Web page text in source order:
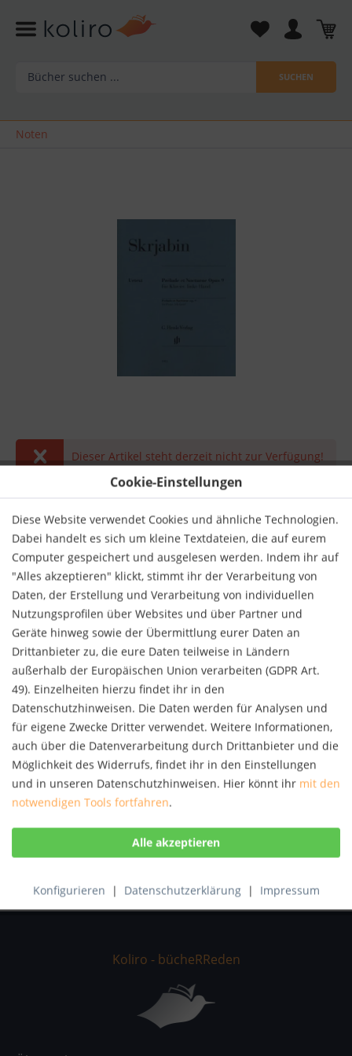
SUCHEN
Noten
Cookie-Einstellungen
Diese Website verwendet Cookies und ähnliche Technologien.
Dabei handelt es sich um kleine Textdateien, die auf eurem
Computer gespeichert und ausgelesen werden. Indem ihr auf
"Alles akzeptieren" klickt, stimmt ihr der Verarbeitung von
Daten, der Erstellung und Verarbeitung von individuellen
Nutzungsprofilen über Websites und über Partner und
Geräte hinweg sowie der Übermittlung eurer Daten an
Drittanbieter zu, die eure Daten teilweise in Ländern
außerhalb der Europäischen Union verarbeiten (GDPR Art.
49). Einzelheiten hierzu findet ihr in den
Datenschutzhinweisen. Die Daten werden für Analysen und
für eigene Zwecke Dritter verwendet. Weitere Informationen,
auch über die Datenverarbeitung durch Drittanbieter und die
Möglichkeit des Widerrufs, findet ihr in den Einstellungen
und in unseren Datenschutzhinweisen. Hier könnt ihr mit den
notwendigen Tools fortfahren.
Konfigurieren | Datenschutzerklärung | Impressum
Dieser Artikel steht derzeit nicht zur Verfügung!
inkl. MwSt. zzgl. Versandkosten
Derzeit nicht lieferbar.
Merken Bewerten
Verlag:
Henle
Autor:
Alexandr N. Skrjabin
Artikel-Nr.:
KNV31092057
ISBN:
9790201810133
Beschreibung
In summer 1891 Scriabin hurt his right hand through too
much practice. For this reason he...mehr
Bewertungen lesen, schreiben und diskutieren...mehr
Koliro - bücheRReden